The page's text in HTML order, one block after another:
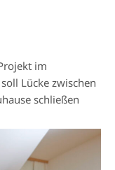
im
Lücke zwischen
schließen